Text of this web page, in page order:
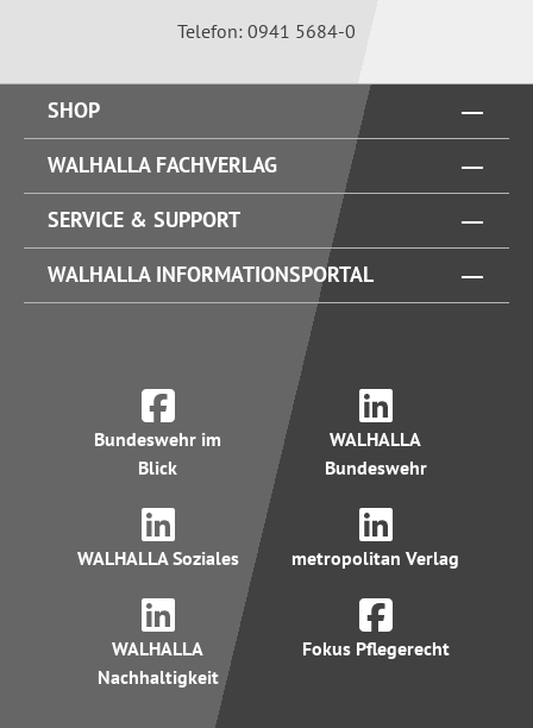
Telefon: 0941 5684-0
SHOP
WALHALLA FACHVERLAG
SERVICE & SUPPORT
WALHALLA INFORMATIONSPORTAL
Bundeswehr im
Blick
WALHALLA
Bundeswehr
WALHALLA Soziales metropolitan Verlag
WALHALLA
Nachhaltigkeit
Fokus Pflegerecht